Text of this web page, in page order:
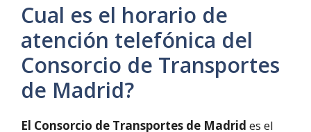
Cual es el horario de
atención telefónica del
Consorcio de Transportes
de Madrid?
El Consorcio de Transportes de Madrid es el